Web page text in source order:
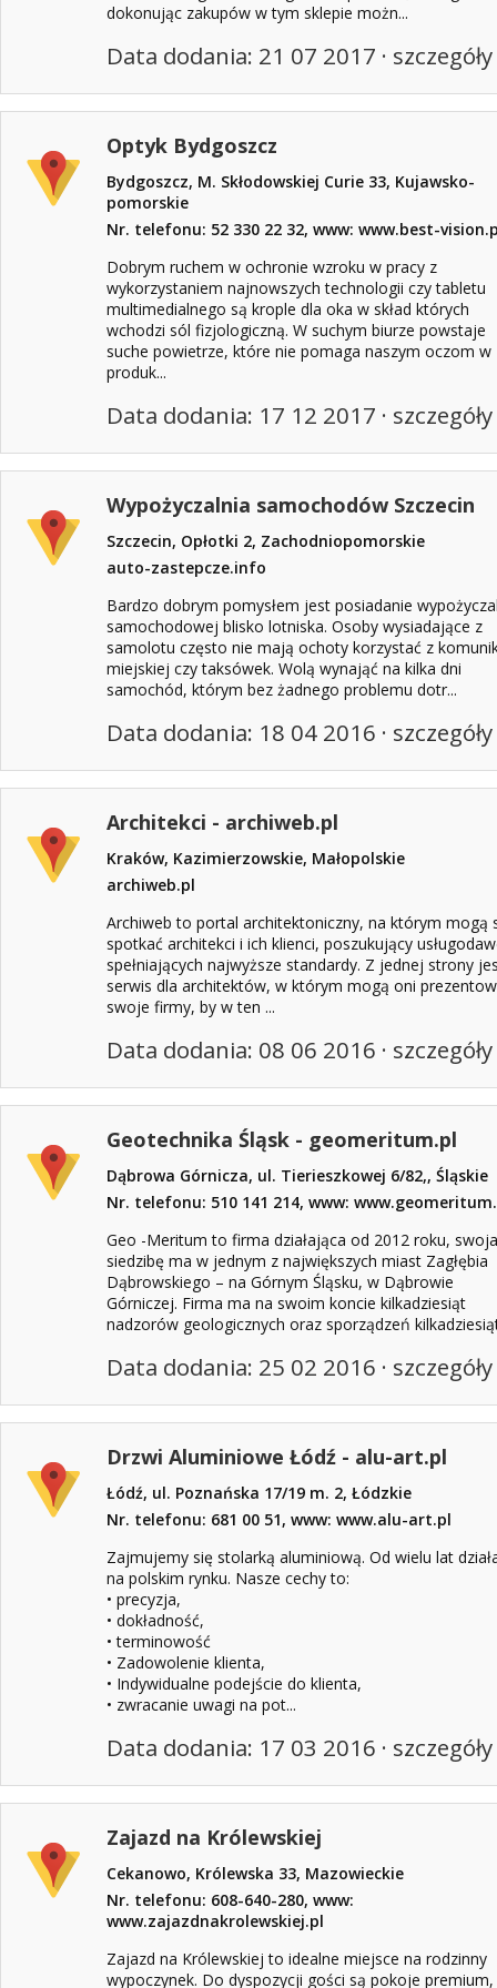
dokonując zakupów w tym sklepie możn...
Data dodania: 21 07 2017 ·
Optyk Bydgoszcz
Bydgoszcz, M. Skłodowskiej Curie 33, Kujawsko-
pomorskie
Nr. telefonu: 52 330 22 32, www: www.best-
Dobrym ruchem w ochronie wzroku w pracy z
wykorzystaniem najnowszych technologii czy tabletu
multimedialnego są krople dla oka w skład których
wchodzi sól fizjologiczną. W suchym biurze powstaje
suche powietrze, które nie pomaga naszym oczom w
produk...
Data dodania: 17 12 2017 ·
Wypożyczalnia samochodów Szczecin
Szczecin, Opłotki 2, Zachodniopomorskie
auto-zastepcze.info
Bardzo dobrym pomysłem jest posiadanie
samochodowej blisko lotniska. Osoby wysiadające z
samolotu często nie mają ochoty korzystać z
miejskiej czy taksówek. Wolą wynająć na kilka dni
samochód, którym bez żadnego problemu dotr...
Data dodania: 18 04 2016 ·
Architekci - archiweb.pl
Kraków, Kazimierzowskie, Małopolskie
archiweb.pl
Archiweb to portal architektoniczny, na którym mogą
spotkać architekci i ich klienci, poszukujący
spełniających najwyższe standardy. Z jednej strony
serwis dla architektów, w którym mogą oni
swoje firmy, by w ten ...
Data dodania: 08 06 2016 ·
Geotechnika Śląsk - geomeritum.pl
Dąbrowa Górnicza, ul. Tierieszkowej 6/82,, Śląskie
Nr. telefonu: 510 141 214, www:
Geo -Meritum to firma działająca od 2012 roku, swoja
siedzibę ma w jednym z największych miast Zagłębia
Dąbrowskiego – na Górnym Śląsku, w Dąbrowie
Górniczej. Firma ma na swoim koncie kilkadziesiąt
nadzorów geologicznych oraz sporządzeń
Data dodania: 25 02 2016 ·
Drzwi Aluminiowe Łódź - alu-art.pl
Łódź, ul. Poznańska 17/19 m. 2, Łódzkie
Nr. telefonu: 681 00 51, www: www.alu-art.pl
Zajmujemy się stolarką aluminiową. Od wielu lat
na polskim rynku. Nasze cechy to:
• precyzja,
• dokładność,
• terminowość
• Zadowolenie klienta,
• Indywidualne podejście do klienta,
• zwracanie uwagi na pot...
Data dodania: 17 03 2016 ·
Zajazd na Królewskiej
Cekanowo, Królewska 33, Mazowieckie
Nr. telefonu: 608-640-280, www:
www.zajazdnakrolewskiej.pl
Zajazd na Królewskiej to idealne miejsce na rodzinny
wypoczynek. Do dyspozycji gości są pokoje premium,